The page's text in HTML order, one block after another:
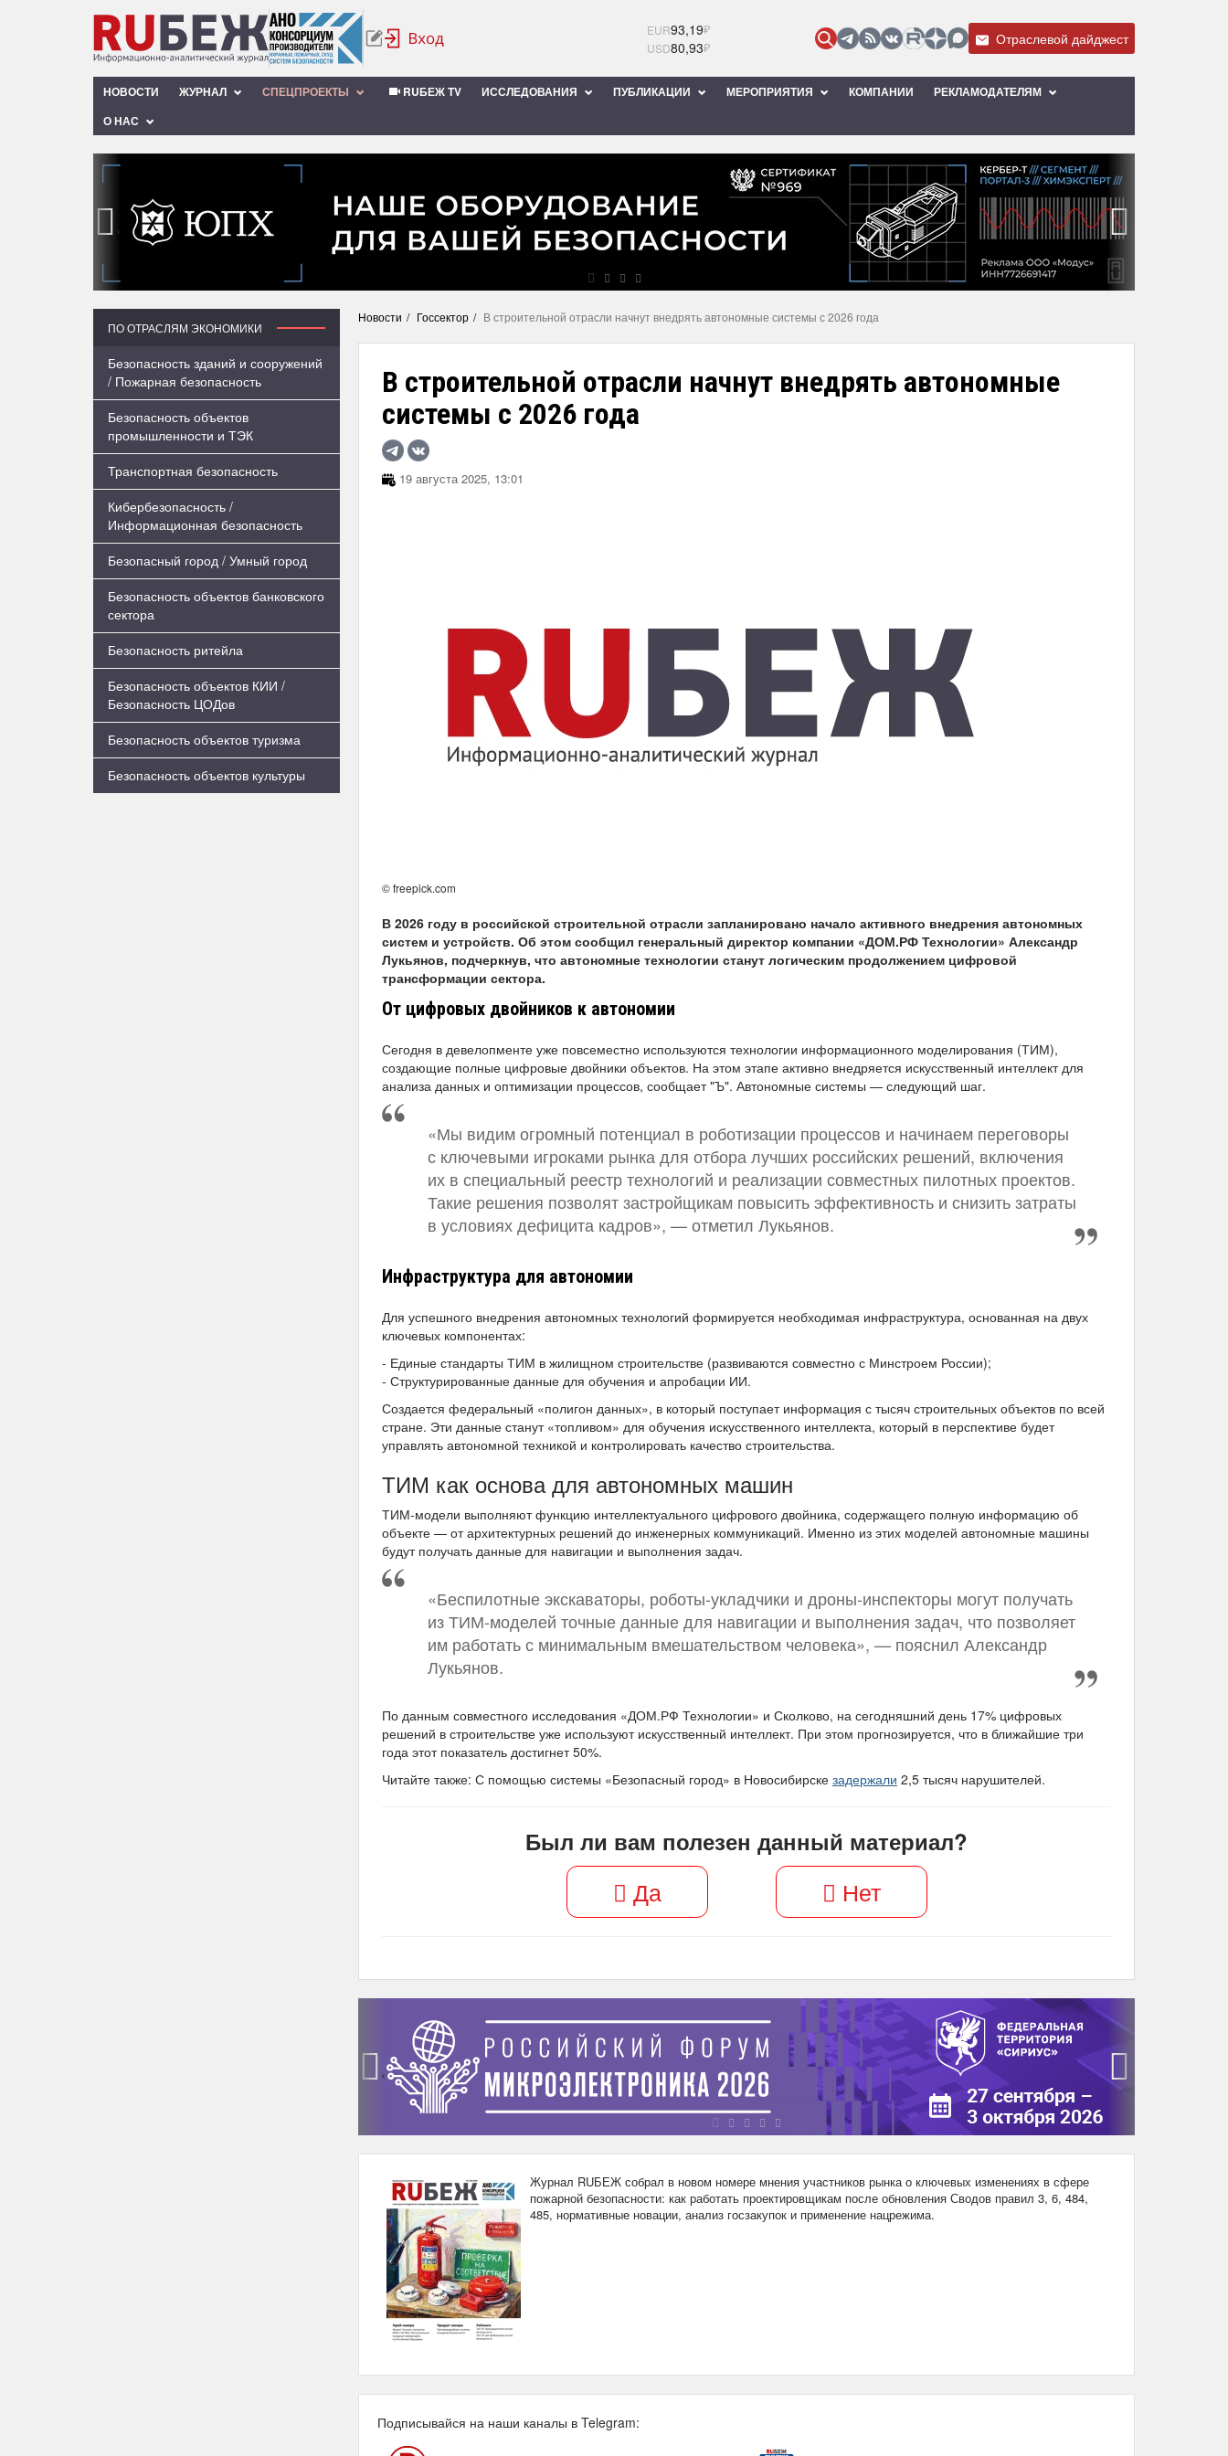
EUR93,19₽
USD80,93₽ Отраслевой дайджест
НОВОСТИ ЖУРНАЛ СПЕЦПРОЕКТЫ RUБЕЖ TV ИССЛЕДОВАНИЯ ПУБЛИКАЦИИ МЕРОПРИЯТИЯ КОМПАНИИ
РЕКЛАМОДАТЕЛЯМ
О НАС
‹
ПО ОТРАСЛЯМ ЭКОНОМИКИ
Безопасность зданий и сооружений
/ Пожарная безопасность
Безопасность объектов
промышленности и ТЭК
Транспортная безопасность
Кибербезопасность /
Информационная безопасность
Безопасный город / Умный город
Безопасность объектов банковского
сектора
Безопасность ритейла
Безопасность объектов КИИ /
Безопасность ЦОДов
Безопасность объектов туризма
Безопасность объектов культуры
Новости Госсектор В строительной отрасли начнут внедрять автономные системы с 2026 года
В строительной отрасли начнут внедрять автономные
системы с 2026 года
19 августа 2025, 13:01
© freepick.com
В 2026 году в российской строительной отрасли запланировано начало активного внедрения автономных
систем и устройств. Об этом сообщил генеральный директор компании «ДОМ.РФ Технологии» Александр
Лукьянов, подчеркнув, что автономные технологии станут логическим продолжением цифровой
трансформации сектора.
От цифровых двойников к автономии
Сегодня в девелопменте уже повсеместно используются технологии информационного моделирования (ТИМ),
создающие полные цифровые двойники объектов. На этом этапе активно внедряется искусственный интеллект для
анализа данных и оптимизации процессов, сообщает "Ъ". Автономные системы — следующий шаг.
«Мы видим огромный потенциал в роботизации процессов и начинаем переговоры
с ключевыми игроками рынка для отбора лучших российских решений, включения
их в специальный реестр технологий и реализации совместных пилотных проектов.
Такие решения позволят застройщикам повысить эффективность и снизить затраты
в условиях дефицита кадров», — отметил Лукьянов.
Инфраструктура для автономии
Для успешного внедрения автономных технологий формируется необходимая инфраструктура, основанная на двух
ключевых компонентах:
- Единые стандарты ТИМ в жилищном строительстве (развиваются совместно с Минстроем России);
- Структурированные данные для обучения и апробации ИИ.
Создается федеральный «полигон данных», в который поступает информация с тысяч строительных объектов по всей
стране. Эти данные станут «топливом» для обучения искусственного интеллекта, который в перспективе будет
управлять автономной техникой и контролировать качество строительства.
ТИМ как основа для автономных машин
ТИМ-модели выполняют функцию интеллектуального цифрового двойника, содержащего полную информацию об
объекте — от архитектурных решений до инженерных коммуникаций. Именно из этих моделей автономные машины
будут получать данные для навигации и выполнения задач.
«Беспилотные экскаваторы, роботы-укладчики и дроны-инспекторы могут получать
из ТИМ-моделей точные данные для навигации и выполнения задач, что позволяет
им работать с минимальным вмешательством человека», — пояснил Александр
Лукьянов.
По данным совместного исследования «ДОМ.РФ Технологии» и Сколково, на сегодняшний день 17% цифровых
решений в строительстве уже используют искусственный интеллект. При этом прогнозируется, что в ближайшие три
года этот показатель достигнет 50%.
Читайте также: С помощью системы «Безопасный город» в Новосибирске задержали 2,5 тысяч нарушителей.
Был ли вам полезен данный материал?
Да Нет
‹ ›
Журнал RUБЕЖ собрал в новом номере мнения участников рынка о ключевых изменениях в сфере
пожарной безопасности: как работать проектировщикам после обновления Сводов правил 3, 6, 484,
485, нормативные новации, анализ госзакупок и применение нацрежима.
Подписывайся на наши каналы в Telegram: